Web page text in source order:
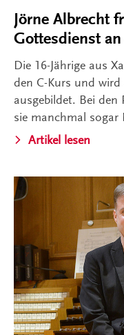
Jörne Albrecht
Gottesdienst
Die 16-Jährige aus
den C-Kurs und
ausgebildet. Bei
sie manchmal sogar
Artikel lesen